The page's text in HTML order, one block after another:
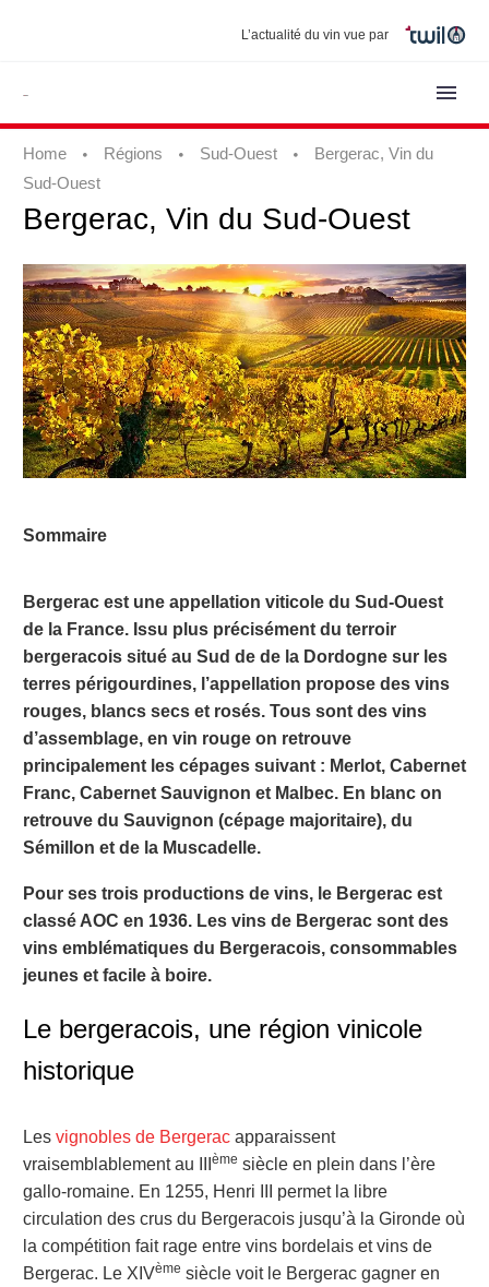
L’actualité du vin vue par
Home Régions Sud-Ouest
Bergerac, Vin du
Sud-Ouest
Bergerac, Vin du Sud-Ouest
Sommaire
Bergerac est une appellation viticole du Sud-Ouest
de la France. Issu plus précisément du terroir
bergeracois situé au Sud de de la Dordogne sur les
terres périgourdines, l’appellation propose des vins
rouges, blancs secs et rosés. Tous sont des vins
d’assemblage, en vin rouge on retrouve
principalement les cépages suivant : Merlot, Cabernet
Franc, Cabernet Sauvignon et Malbec. En blanc on
retrouve du Sauvignon (cépage majoritaire), du
Sémillon et de la Muscadelle.
Pour ses trois productions de vins, le Bergerac est
classé AOC en 1936. Les vins de Bergerac sont des
vins emblématiques du Bergeracois, consommables
jeunes et facile à boire.
Le bergeracois, une région vinicole
historique
Les vignobles de Bergerac apparaissent
vraisemblablement au III
ème siècle en plein dans l’ère
gallo-romaine. En 1255, Henri III permet la libre
circulation des crus du Bergeracois jusqu’à la Gironde où
la compétition fait rage entre vins bordelais et vins de
Bergerac. Le XIVème siècle voit le Bergerac gagner en